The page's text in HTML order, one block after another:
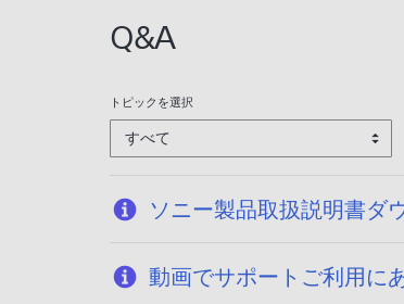
Q&A
トピックを選択
すべて
ソニー製品取扱説明書ダ
動画でサポートご利用に